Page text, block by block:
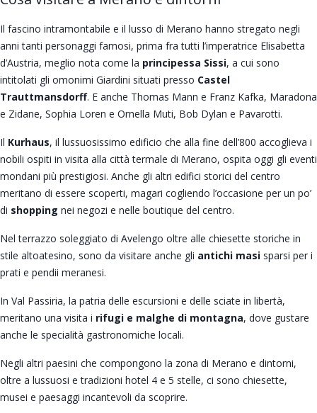
Il fascino intramontabile e il lusso di Merano hanno stregato negli
anni tanti personaggi famosi, prima fra tutti l’imperatrice Elisabetta
d’Austria, meglio nota come la principessa Sissi, a cui sono
intitolati gli omonimi Giardini situati presso Castel
Trauttmansdorff. E anche Thomas Mann e Franz Kafka, Maradona
e Zidane, Sophia Loren e Ornella Muti, Bob Dylan e Pavarotti.
Il Kurhaus, il lussuosissimo edificio che alla fine dell’800 accoglieva i
nobili ospiti in visita alla città termale di Merano, ospita oggi gli eventi
mondani più prestigiosi. Anche gli altri edifici storici del centro
meritano di essere scoperti, magari cogliendo l’occasione per un po’
di shopping nei negozi e nelle boutique del centro.
Nel terrazzo soleggiato di Avelengo oltre alle chiesette storiche in
stile altoatesino, sono da visitare anche gli antichi masi sparsi per i
prati e pendii meranesi.
In Val Passiria, la patria delle escursioni e delle sciate in libertà,
meritano una visita i rifugi e malghe di montagna, dove gustare
anche le specialità gastronomiche locali.
Negli altri paesini che compongono la zona di Merano e dintorni,
oltre a lussuosi e tradizioni hotel 4 e 5 stelle, ci sono chiesette,
musei e paesaggi incantevoli da scoprire.